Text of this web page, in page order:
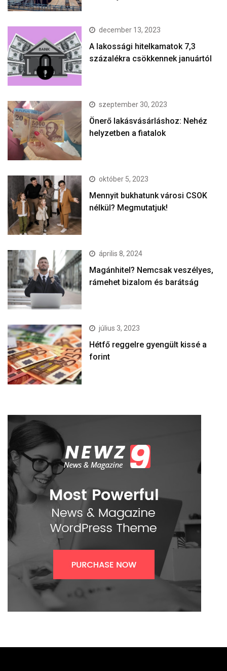
december 13, 2023
A lakossági hitelkamatok 7,3
százalékra csökkennek januártól
szeptember 30, 2023
Önerő lakásvásárláshoz: Nehéz
helyzetben a fiatalok
október 5, 2023
Mennyit bukhatunk városi CSOK
nélkül? Megmutatjuk!
április 8, 2024
Magánhitel? Nemcsak veszélyes,
rámehet bizalom és barátság
július 3, 2023
Hétfő reggelre gyengült kissé a
forint